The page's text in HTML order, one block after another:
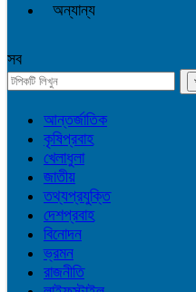
অন্যান্য
সব
আন্তর্জাতিক
কৃষিপ্রবাহ
খেলাধুলা
জাতীয়
তথ্যপ্রযুক্তি
দেশপ্রবাহ
বিনোদন
ভ্রমন
রাজনীতি